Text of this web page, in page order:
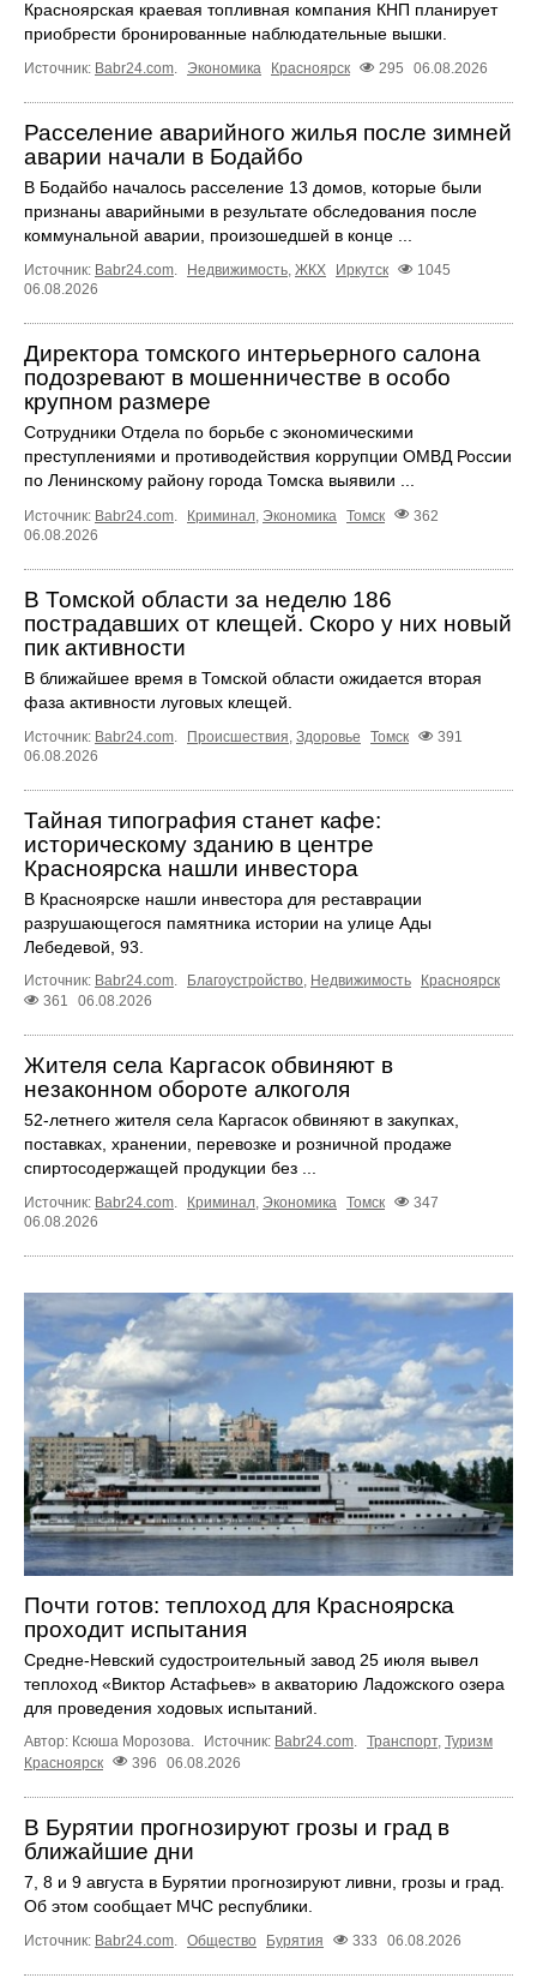
Красноярская краевая топливная компания КНП планирует
приобрести бронированные наблюдательные вышки.
Источник: Babr24.com. Экономика Красноярск 295 06.08.2026
Расселение аварийного жилья после зимней
аварии начали в Бодайбо
В Бодайбо началось расселение 13 домов, которые были
признаны аварийными в результате обследования после
коммунальной аварии, произошедшей в конце ...
Источник: Babr24.com. Недвижимость, ЖКХ Иркутск
1045
06.08.2026
Директора томского интерьерного салона
подозревают в мошенничестве в особо
крупном размере
Сотрудники Отдела по борьбе с экономическими
преступлениями и противодействия коррупции ОМВД России
по Ленинскому району города Томска выявили ...
Источник: Babr24.com Криминал Экономика Томск
362
06.08.2026
В Томской области за неделю 186
пострадавших от клещей. Скоро у них новый
пик активности
В ближайшее время в Томской области ожидается вторая
фаза активности луговых клещей.
Источник: Babr24.com Происшествия Здоровье Томск
391
06.08.2026
Тайная типография станет кафе:
историческому зданию в центре
Красноярска нашли инвестора
В Красноярске нашли инвестора для реставрации
разрушающегося памятника истории на улице Ады
Лебедевой, 93.
Источник: Babr24.com Благоустройство Недвижимость
Красноярск
361
06.08.2026
Жителя села Каргасок обвиняют в
незаконном обороте алкоголя
52-летнего жителя села Каргасок обвиняют в закупках,
поставках, хранении, перевозке и розничной продаже
спиртосодержащей продукции без ...
Источник: Babr24.com. Криминал, Экономика Томск
347
06.08.2026
Почти готов: теплоход для Красноярска
проходит испытания
Средне-Невский судостроительный завод 25 июля вывел
теплоход «Виктор Астафьев» в акваторию Ладожского озера
для проведения ходовых испытаний.
Автор: Ксюша Морозова. Источник: Babr24.com. Транспорт, Туризм
Красноярск
396 06.08.2026
В Бурятии прогнозируют грозы и град в
ближайшие дни
7, 8 и 9 августа в Бурятии прогнозируют ливни, грозы и град.
Об этом сообщает МЧС республики.
Источник: Babr24.com Общество Бурятия 333 06.08.2026